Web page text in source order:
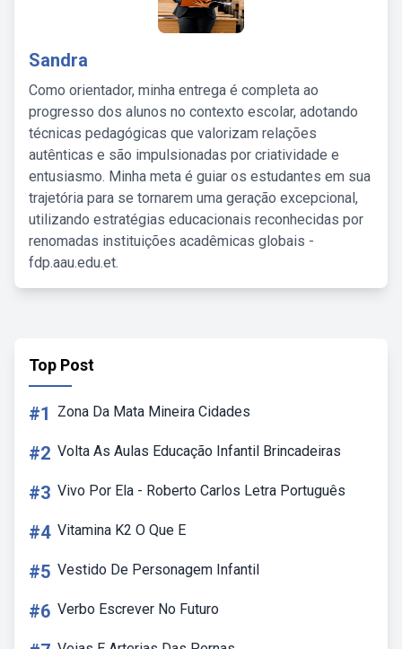
Sandra
Como orientador, minha entrega é completa ao
progresso dos alunos no contexto escolar, adotando
técnicas pedagógicas que valorizam relações
autênticas e são impulsionadas por criatividade e
entusiasmo. Minha meta é guiar os estudantes em sua
trajetória para se tornarem uma geração excepcional,
utilizando estratégias educacionais reconhecidas por
renomadas instituições acadêmicas globais -
fdp.aau.edu.et.
Top Post
#1 Zona Da Mata Mineira Cidades
#2 Volta As Aulas Educação Infantil Brincadeiras
#3 Vivo Por Ela - Roberto Carlos Letra Português
#4 Vitamina K2 O Que E
#5 Vestido De Personagem Infantil
#6 Verbo Escrever No Futuro